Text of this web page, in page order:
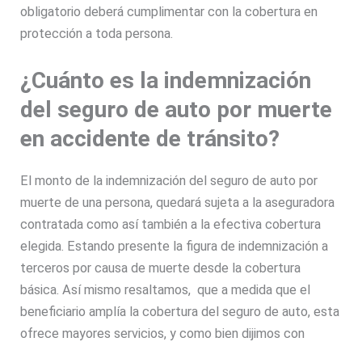
obligatorio deberá cumplimentar con la cobertura en
protección a toda persona.
¿Cuánto es la indemnización
del seguro de auto por muerte
en accidente de tránsito?
El monto de la indemnización del seguro de auto por
muerte de una persona, quedará sujeta a la aseguradora
contratada como así también a la efectiva cobertura
elegida. Estando presente la figura de indemnización a
terceros por causa de muerte desde la cobertura
básica. Así mismo resaltamos, que a medida que el
beneficiario amplía la cobertura del seguro de auto, esta
ofrece mayores servicios, y como bien dijimos con